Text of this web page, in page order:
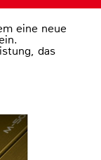
eine neue
das